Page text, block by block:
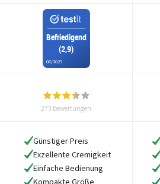
Befriedigend
(2,9)
06/2025
273 Bewertungen
Günstiger Preis
Exzellente Cremigkeit
Einfache Bedienung
Kompakte Größe